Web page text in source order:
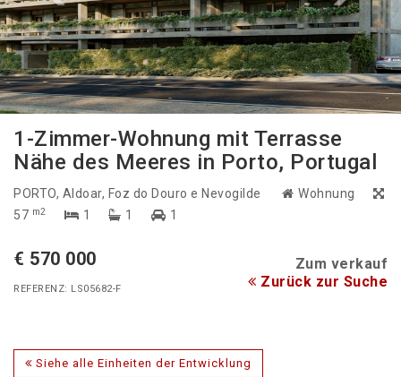
1-Zimmer-Wohnung mit Terrasse
Nähe des Meeres in Porto, Portugal
PORTO, Aldoar, Foz do Douro e Nevogilde
Wohnung
57 m2 1 1 1
€ 570 000 Zum verkauf
REFERENZ: LS05682-F Zurück zur Suche
Siehe alle Einheiten der Entwicklung